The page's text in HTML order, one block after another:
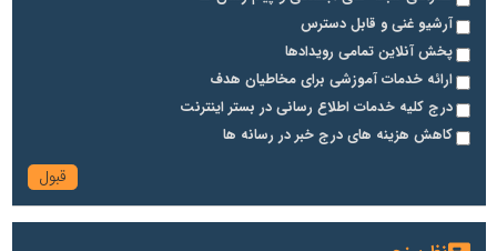
آرشیو غنی و قابل دسترس
پخش آنلاین تمامی رویدادها
ارائه خدمات آموزشی برای مخاطیان هدف
درج کلیه خدمات اطلاع رسانی در بستر اینترنت
کاهش هزینه های درج خبر در رسانه ها